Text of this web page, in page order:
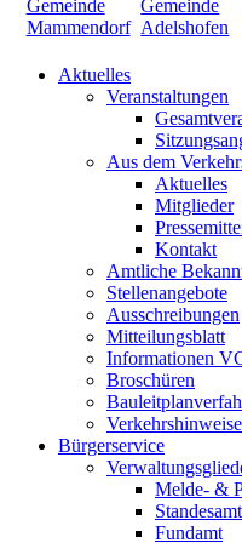
Aktuelles
Veranstaltungen
Aus dem
Aktuelles
Mitglieder
Kontakt
Amtliche
Stellenangebote
Ausschreibungen
Mitteilungsblatt
Informationen
Broschüren
Bürgerservice
Melde- &
Standesamt
Fundamt